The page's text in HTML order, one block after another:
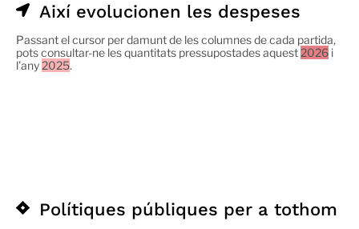
Així evolucionen les despeses
Passant el cursor per damunt de les columnes de cada partida,
pots consultar-ne les quantitats pressupostades aquest 2026 i
l’any 2025.
Polítiques públiques per a tothom